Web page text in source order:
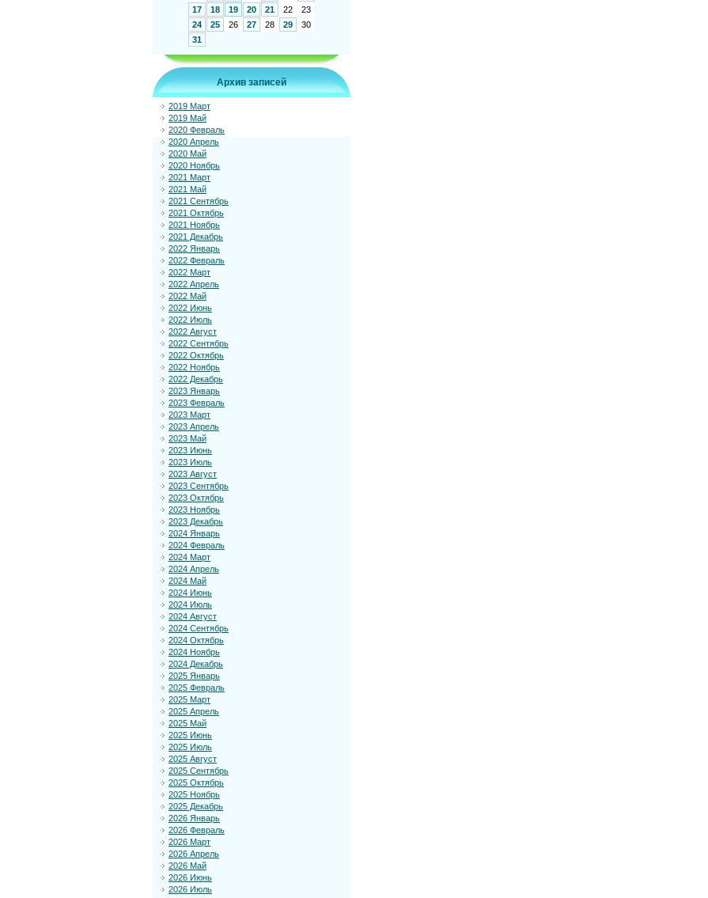
17
18 19 20 21 22
23
24
25 26 27 28 29
30
31
Архив записей
2019 Март
2019 Май
2020 Февраль
2020 Апрель
2020 Май
2020 Ноябрь
2021 Март
2021 Май
2021 Сентябрь
2021 Октябрь
2021 Ноябрь
2021 Декабрь
2022 Январь
2022 Февраль
2022 Март
2022 Апрель
2022 Май
2022 Июнь
2022 Июль
2022 Август
2022 Сентябрь
2022 Октябрь
2022 Ноябрь
2022 Декабрь
2023 Январь
2023 Февраль
2023 Март
2023 Апрель
2023 Май
2023 Июнь
2023 Июль
2023 Август
2023 Сентябрь
2023 Октябрь
2023 Ноябрь
2023 Декабрь
2024 Январь
2024 Февраль
2024 Март
2024 Апрель
2024 Май
2024 Июнь
2024 Июль
2024 Август
2024 Сентябрь
2024 Октябрь
2024 Ноябрь
2024 Декабрь
2025 Январь
2025 Февраль
2025 Март
2025 Апрель
2025 Май
2025 Июнь
2025 Июль
2025 Август
2025 Сентябрь
2025 Октябрь
2025 Ноябрь
2025 Декабрь
2026 Январь
2026 Февраль
2026 Март
2026 Апрель
2026 Май
2026 Июнь
2026 Июль